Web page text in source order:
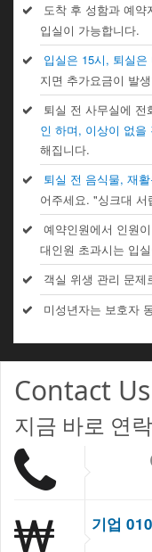
도착 후 성함과 예약
입실이 가능합니다.
입실은 15시, 퇴실은
지면 추가요금이 발
퇴실 전 사무실에 전
인 하며, 이상이 없
해집니다.
퇴실 전 음식물, 재
어주세요. "싱크대
예약인원에서 인원
대인원 초과시는 입
객실 위생 관리 문제
미성년자는 보호자
Contact
지금 바로 연
기업